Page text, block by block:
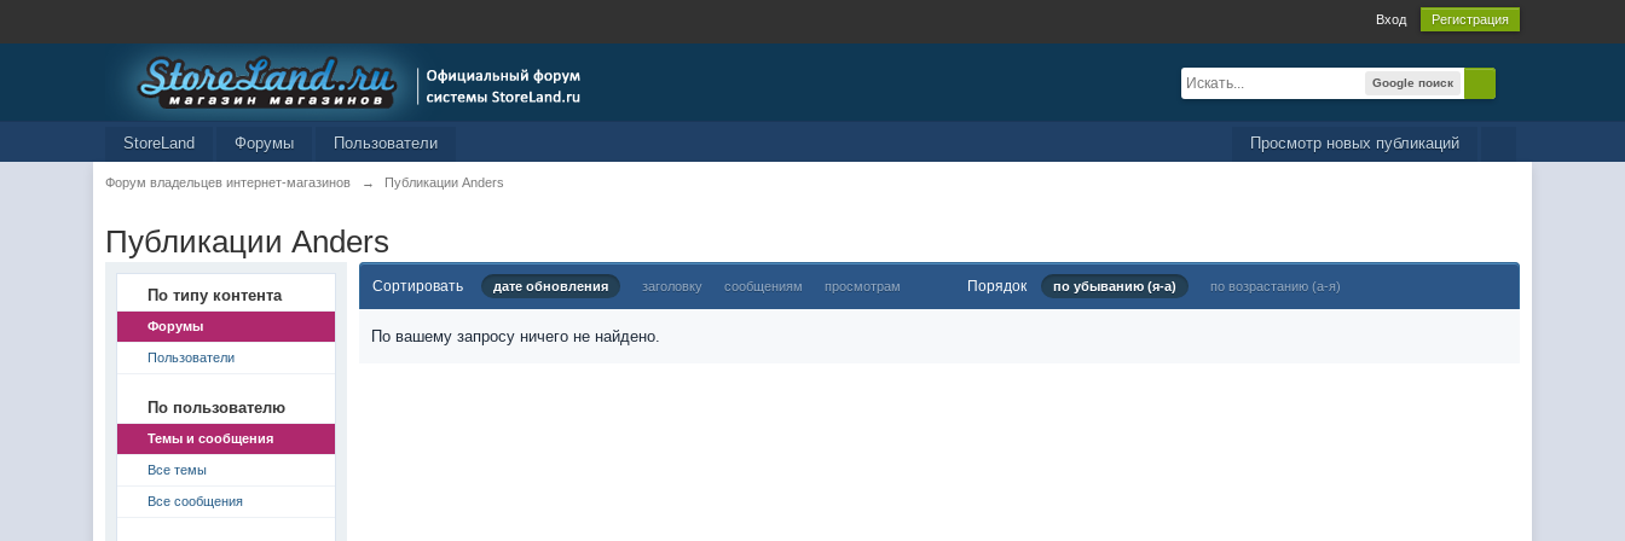
Вход Регистрация
Google поиск
Просмотр новых публикаций
StoreLand Форумы Пользователи
Форум владельцев интернет-магазинов → Публикации Anders
Публикации Anders
По типу контента
Форумы
Пользователи
По пользователю
Темы и сообщения
Все темы
Все сообщения
Сортировать дате обновления заголовку сообщениям просмотрам Порядок по убыванию (я-а) по возрастанию (а-я)
По вашему запросу ничего не найдено.